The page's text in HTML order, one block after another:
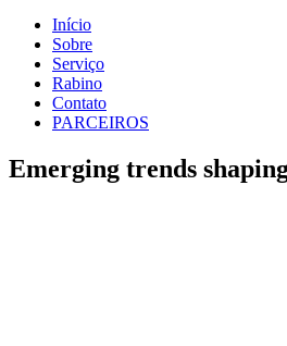
Início
Sobre
Serviço
Rabino
Contato
PARCEIROS
Emerging trends